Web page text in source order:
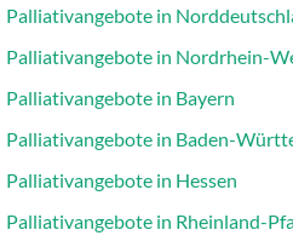
Palliativangebote in
Palliativangebote in Nordrhein-
Palliativangebote in Bayern
Palliativangebote in Baden-
Palliativangebote in Hessen
Palliativangebote in Rheinland-